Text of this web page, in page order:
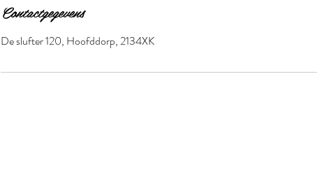
Contactgegevens
De slufter 120, Hoofddorp, 2134XK